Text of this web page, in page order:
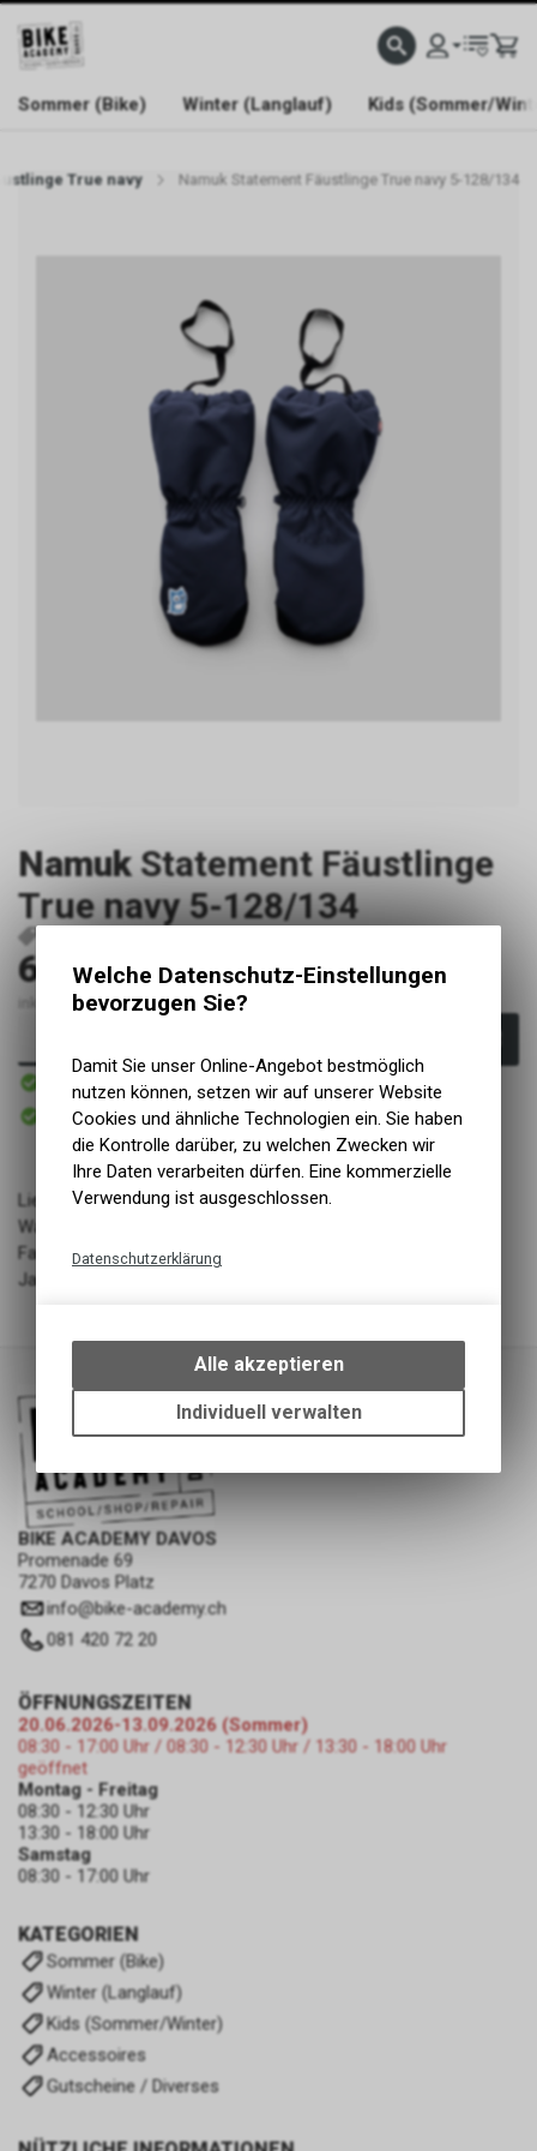
WELCOME TO BIKE ACADEMY
Sommer (Bike) Winter (Langlauf) Kids (Sommer/
True navy Namuk Statement Fäustlinge True navy 5-128/134
Namuk Statement Fäustlinge
True navy 5-128/134
69.00CHF
inkl. MwSt., zzgl. Versandkosten
Sofort verfügbar
Versand
Sofort abholbar
Abholung BIKE ACADEMY DAVOS
Lieferant: Namuk
Warengruppe: LL - Bekleidung - Kinder
Farbe: True navy
Jahrgang: FW 24/25
BIKE ACADEMY DAVOS
Promenade 69
7270 Davos Platz
info@bike-academy.ch
081 420 72 20
KATEGORIEN
Sommer (Bike)
Winter (Langlauf)
Kids (Sommer/Winter)
Accessoires
Gutscheine / Diverses
ÖFFNUNGSZEITEN
20.06.2026-13.09.2026 (Sommer)
08:30 - 17:00 Uhr / 08:30 - 12:30 Uhr / 13:30 - 18:00 Uhr
geöffnet
Montag - Freitag
08:30 - 12:30 Uhr
13:30 - 18:00 Uhr
Samstag
08:30 - 17:00 Uhr
Welche Datenschutz-Einstellungen
bevorzugen Sie?
Damit Sie unser Online-Angebot bestmöglich
nutzen können, setzen wir auf unserer Website
Cookies und ähnliche Technologien ein. Sie haben
die Kontrolle darüber, zu welchen Zwecken wir
Ihre Daten verarbeiten dürfen. Eine kommerzielle
Verwendung ist ausgeschlossen.
Datenschutzerklärung
bestimmte Interaktionen und
Einstellungen auf Ihrem Gerät,
um die grundlegenden
Funktionen unseres Online-
des Warenkorbs, zu
ermöglichen. Bitte beachten Sie,
dass die gespeicherten Daten
zulassen.
Alle akzeptieren
Individuell verwalten